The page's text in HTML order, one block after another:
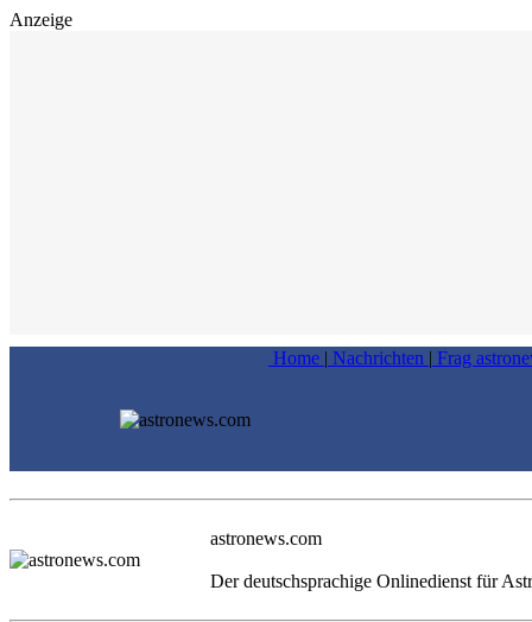
Anzeige
Home | Nachrichten | Frag
astronews.com
Der deutschsprachige Onlinedienst für